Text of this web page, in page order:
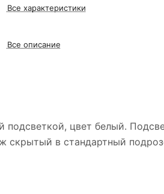
Все характеристики
Все описание
цвет белый.
скрытый в стандартный